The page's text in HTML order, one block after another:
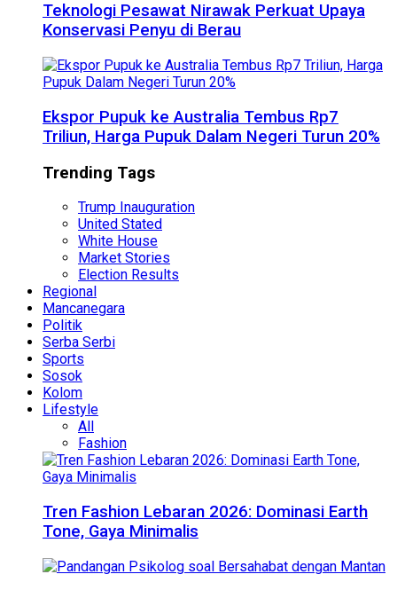
Teknologi Pesawat Nirawak Perkuat Upaya
Konservasi Penyu di Berau
Ekspor Pupuk ke Australia Tembus Rp7
Triliun, Harga Pupuk Dalam Negeri Turun 20%
Trending Tags
Trump Inauguration
United Stated
White House
Market Stories
Election Results
Regional
Mancanegara
Politik
Serba Serbi
Sports
Sosok
Kolom
Lifestyle
All
Fashion
Tren Fashion Lebaran 2026: Dominasi Earth
Tone, Gaya Minimalis